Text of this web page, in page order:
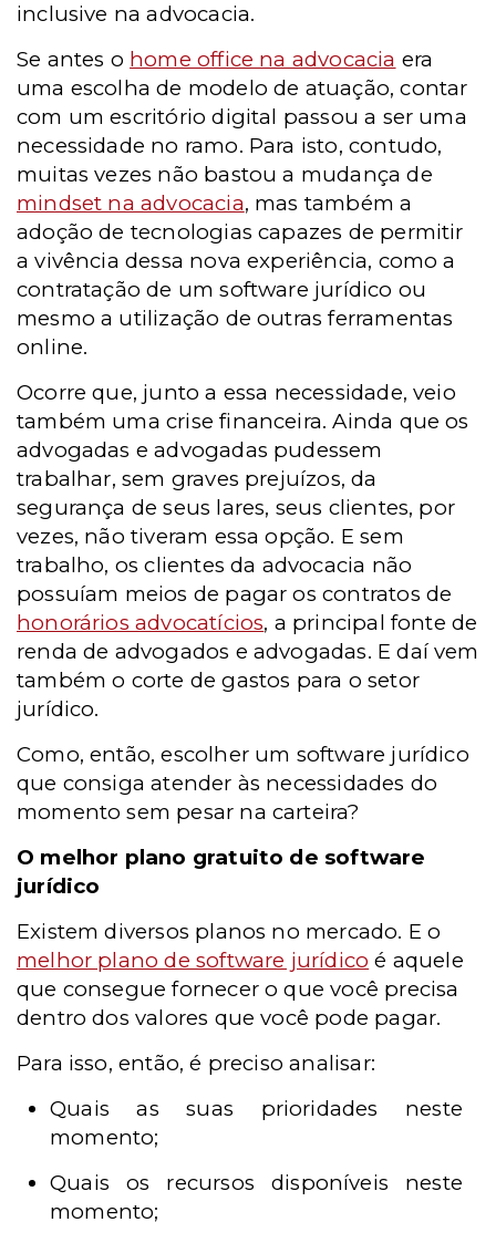
inclusive na advocacia.
Se antes o home office na advocacia era
uma escolha de modelo de atuação, contar
com um escritório digital passou a ser uma
necessidade no ramo. Para isto, contudo,
muitas vezes não bastou a mudança de
mindset na advocacia, mas também a
adoção de tecnologias capazes de permitir
a vivência dessa nova experiência, como a
contratação de um software jurídico ou
mesmo a utilização de outras ferramentas
online.
Ocorre que, junto a essa necessidade, veio
também uma crise financeira. Ainda que os
advogadas e advogadas pudessem
trabalhar, sem graves prejuízos, da
segurança de seus lares, seus clientes, por
vezes, não tiveram essa opção. E sem
trabalho, os clientes da advocacia não
possuíam meios de pagar os contratos de
honorários advocatícios, a principal fonte de
renda de advogados e advogadas. E daí vem
também o corte de gastos para o setor
jurídico.
Como, então, escolher um software jurídico
que consiga atender às necessidades do
momento sem pesar na carteira?
O melhor plano gratuito de software
jurídico
Existem diversos planos no mercado. E o
melhor plano de software jurídico é aquele
que consegue fornecer o que você precisa
dentro dos valores que você pode pagar.
Para isso, então, é preciso analisar:
Quais as suas prioridades neste
momento;
Quais os recursos disponíveis neste
momento;